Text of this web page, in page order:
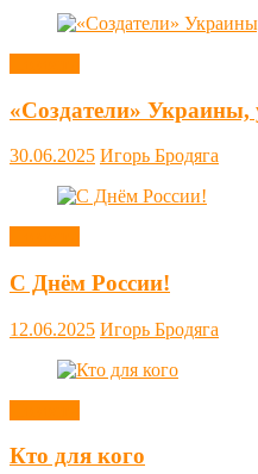
«Создатели» Украины,
30.06.2025 Игорь Бродяга
С Днём России!
12.06.2025 Игорь Бродяга
Кто для кого